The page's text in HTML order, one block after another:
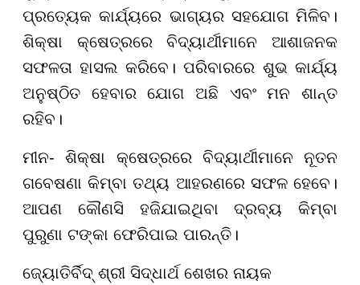
ପ୍ରତ୍ୟେକ କାର୍ଯ୍ୟରେ ଭାଗ୍ୟର ସହଯୋଗ ମିଳିବ।
ଶିକ୍ଷା କ୍ଷେତ୍ରରେ ବିଦ୍ୟାର୍ଥୀମାନେ ଆଶାଜନକ
ସଫଳତା ହାସଲ କରିବେ। ପରିବାରରେ ଶୁଭ କାର୍ଯ୍ୟ
ଅନୁଷ୍ଠିତ ହେବାର ଯୋଗ ଅଛି ଏବଂ ମନ ଶାନ୍ତ
ରହିବ।
ମୀନ- ଶିକ୍ଷା କ୍ଷେତ୍ରରେ ବିଦ୍ୟାର୍ଥୀମାନେ ନୂତନ
ଗବେଷଣା କିମ୍ବା ତଥ୍ୟ ଆହରଣରେ ସଫଳ ହେବେ।
ଆପଣ କୌଣସି ହଜିଯାଇଥିବା ଦ୍ରବ୍ୟ କିମ୍ବା
ପୁରୁଣା ଟଙ୍କା ଫେରିପାଇ ପାରନ୍ତି।
ଜ୍ୟୋତିର୍ବିଦ୍ ଶ୍ରୀ ସିଦ୍ଧାର୍ଥ ଶେଖର ନାୟକ